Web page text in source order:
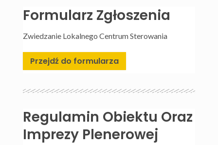
Formularz Zgłoszenia
Zwiedzanie Lokalnego Centrum Sterowania
Przejdź do formularza
Regulamin Obiektu Oraz
Imprezy Plenerowej